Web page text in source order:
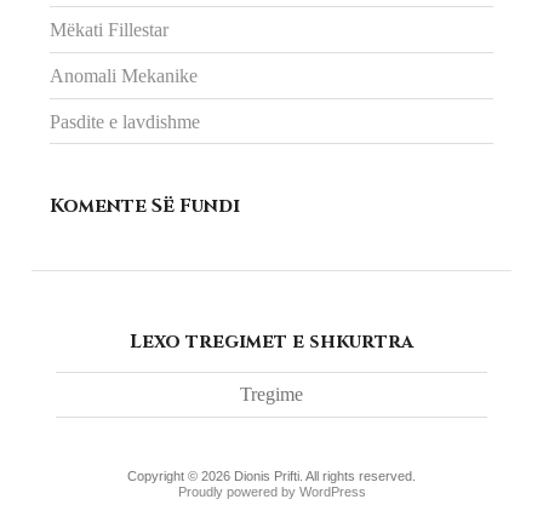
Mëkati Fillestar
Anomali Mekanike
Pasdite e lavdishme
Komente Së Fundi
Lexo tregimet e shkurtra
Tregime
Copyright © 2026 Dionis Prifti. All rights reserved.
Proudly powered by WordPress